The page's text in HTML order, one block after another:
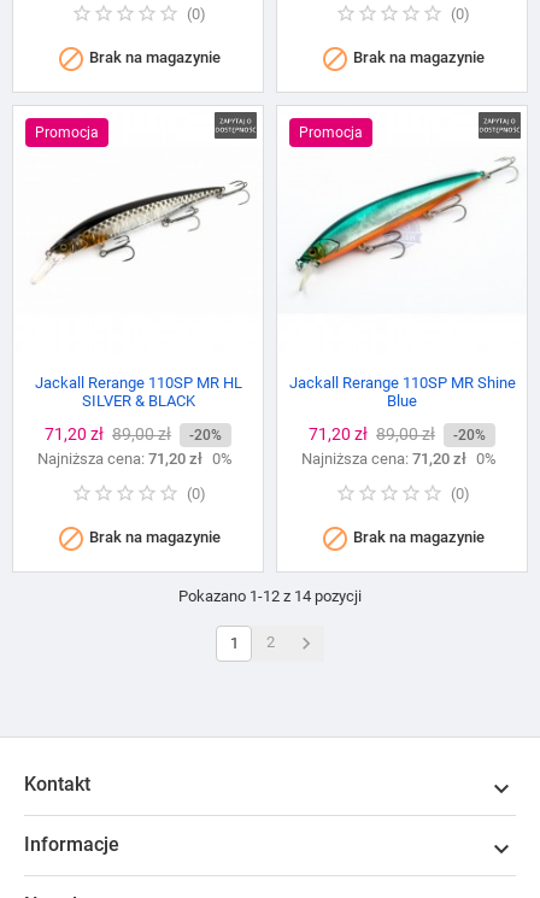
(0)
 Brak na magazynie
(0)
 Brak na magazynie
Promocja
Jackall Rerange 110SP MR HL
SILVER & BLACK
Cena
71,20 zł Cena
podstawowa
89,00 zł -20%
Najniższa cena: 71,20 zł 0%
(0)
 Brak na magazynie
Promocja
Jackall Rerange 110SP MR Shine
Blue
Cena
71,20 zł Cena
podstawowa
89,00 zł -20%
Najniższa cena: 71,20 zł 0%
(0)
 Brak na magazynie
Pokazano 1-12 z 14 pozycji
1 2 
Kontakt 
Informacje 